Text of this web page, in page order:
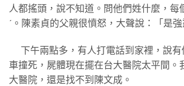
人都搖頭，說不知道。問他們姓什麼，每
ˊ。陳素貞的父親很憤怒，大聲說：「是強
下午兩點多，有人打電話到家裡，說有
車撞死，屍體現在擺在台大醫院太平間。
大醫院，還是找不到陳文成。